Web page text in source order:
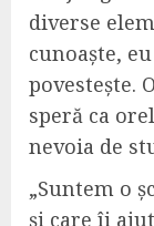
diverse
cunoaște,
povestește.
speră ca
nevoia de
„Suntem o
și care îi